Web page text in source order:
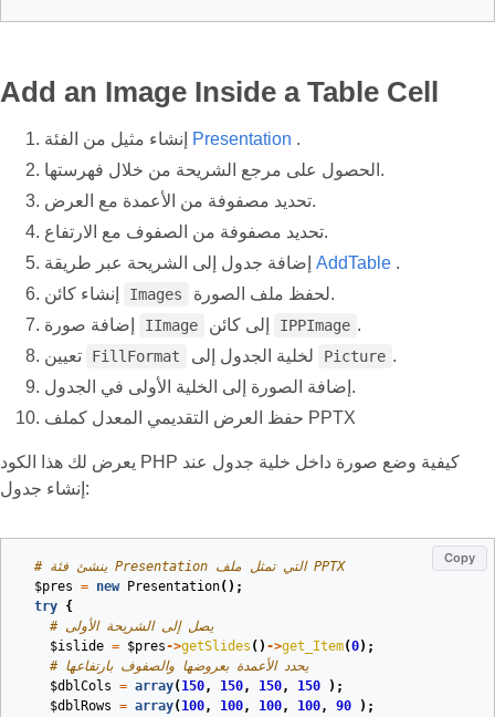
Add an Image Inside a Table Cell
Presentation .
الحصول على مرجع الشريحة من خلال فهرستها.
تحديد مصفوفة من الأعمدة مع العرض.
تحديد مصفوفة من الصفوف مع الارتفاع.
AddTable .
Images
لحفظ ملف الصورة.
IImage IPPImage .
FillFormat Picture .
إضافة الصورة إلى الخلية الأولى في الجدول.
حفظ العرض التقديمي المعدل كملف PPTX
يعرض لك هذا الكود PHP كيفية وضع صورة داخل خلية جدول عند
إنشاء جدول:
Copy
# ينشئ فئة Presentation التي تمثل ملف PPTX
$pres = new Presentation();
try {
# يصل إلى الشريحة الأولى
$islide = $pres->getSlides () ->get_Item(0);
# يحدد الأعمدة بعروضها والصفوف بارتفاعها
$dblCols = array( 150, 150, 150, 150
);
$dblRows = array( 100, 100, 100, 100, 90
);